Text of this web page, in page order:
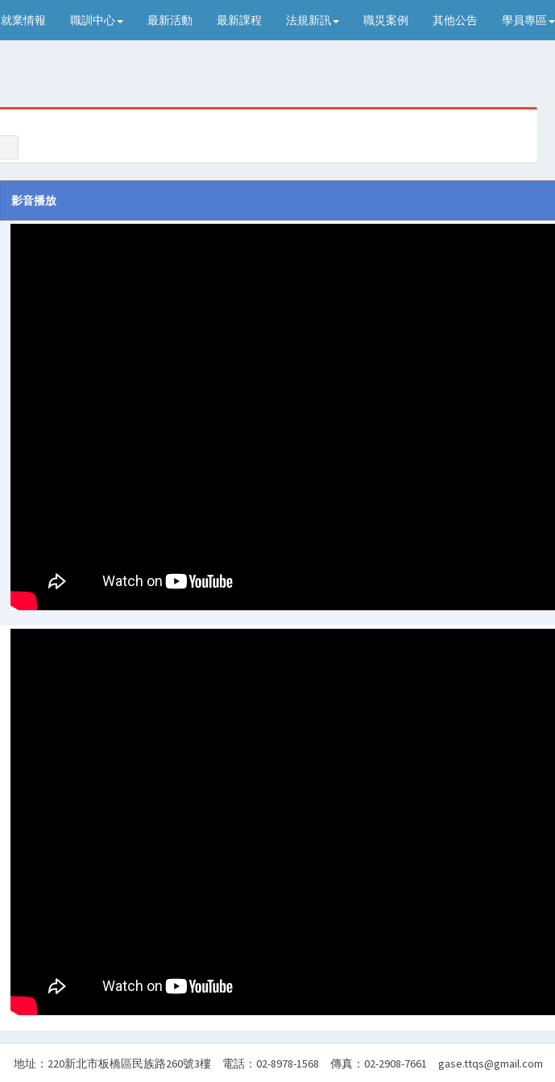
就業情報 職訓中心 最新活動 最新課程 法規新訊 職災案例 其他公告 學員專區
影音播放
地址：220新北市板橋區民族路260號3樓 電話：02-8978-1568 傳真：02-2908-7661 gase.ttqs@gmail.com